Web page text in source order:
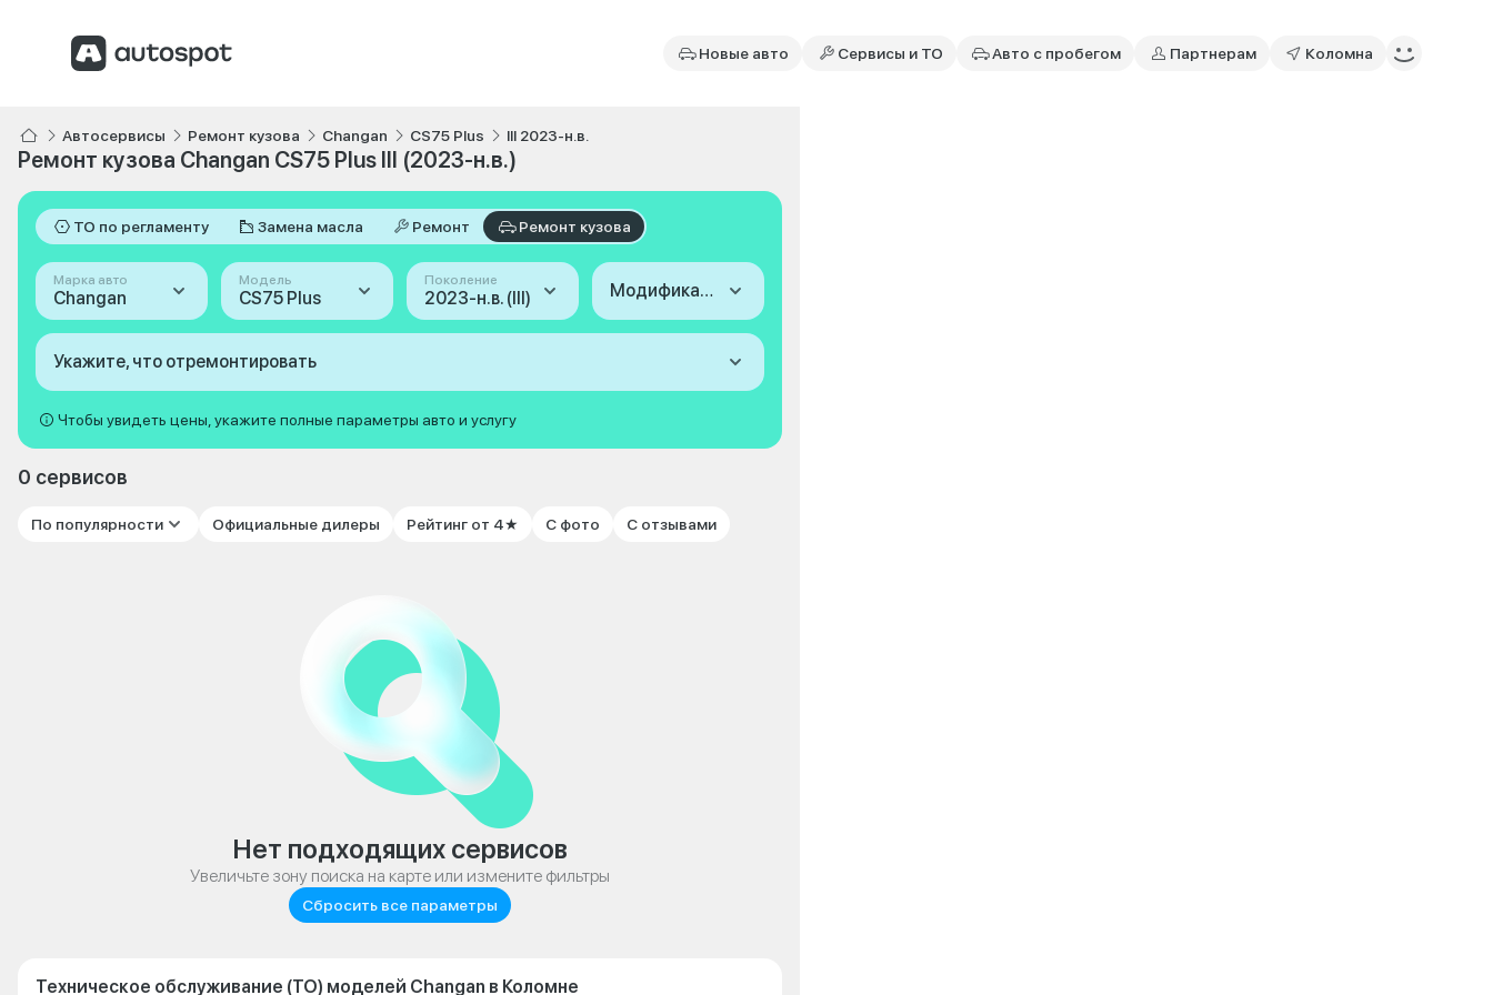
Новые авто Сервисы и ТО Авто с пробегом Партнерам Коломна
Автосервисы Ремонт кузова Changan CS75 Plus III 2023-н.в.
Ремонт кузова Changan CS75 Plus III (2023-н.в.)
ТО по регламенту Замена масла Ремонт Ремонт кузова
Марка авто
Changan
Модель
CS75 Plus
Поколение
2023-н.в. (III) Модификация
Укажите, что отремонтировать
Чтобы увидеть цены, укажите полные параметры авто и услугу
0 сервисов
По популярности Официальные дилеры Рейтинг от 4★ С фото С отзывами
Нет подходящих сервисов
Увеличьте зону поиска на карте или измените фильтры
Сбросить все параметры
Техническое обслуживание (ТО) моделей Changan в Коломне